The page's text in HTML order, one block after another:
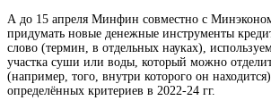
А до 15 апреля Минфин совместно с
придумать новые денежные инструменты
слово (термин, в отдельных науках),
участка суши или воды, который можно
(например, того, внутри которого он
определённых критериев в 2022-24 гг.